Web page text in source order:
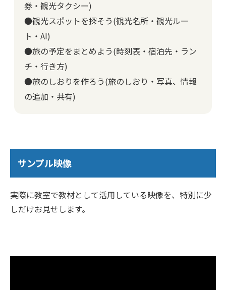
券・観光タクシー)
●観光スポットを探そう(観光名所・観光ルー
ト・AI)
●旅の予定をまとめよう(時刻表・宿泊先・ラン
チ・行き方)
●旅のしおりを作ろう(旅のしおり・写真、情報
の追加・共有)
サンプル映像
実際に教室で教材として活用している映像を、特別に少
しだけお見せします。